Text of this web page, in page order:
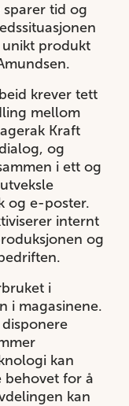
tid og
produkt
krever tett
mellom
Kraft
og
i ett og
og e-poster.
internt
og
i
i magasinene.
kan
behovet for å
kan